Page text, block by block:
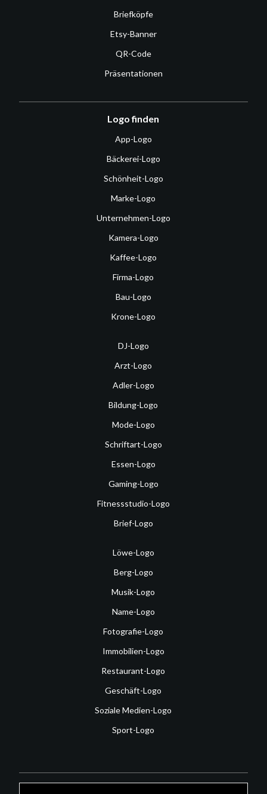
Briefköpfe
Etsy-Banner
QR-Code
Präsentationen
Logo finden
App-Logo
Bäckerei-Logo
Schönheit-Logo
Marke-Logo
Unternehmen-Logo
Kamera-Logo
Kaffee-Logo
Firma-Logo
Bau-Logo
Krone-Logo
DJ-Logo
Arzt-Logo
Adler-Logo
Bildung-Logo
Mode-Logo
Schriftart-Logo
Essen-Logo
Gaming-Logo
Fitnessstudio-Logo
Brief-Logo
Löwe-Logo
Berg-Logo
Musik-Logo
Name-Logo
Fotografie-Logo
Immobilien-Logo
Restaurant-Logo
Geschäft-Logo
Soziale Medien-Logo
Sport-Logo